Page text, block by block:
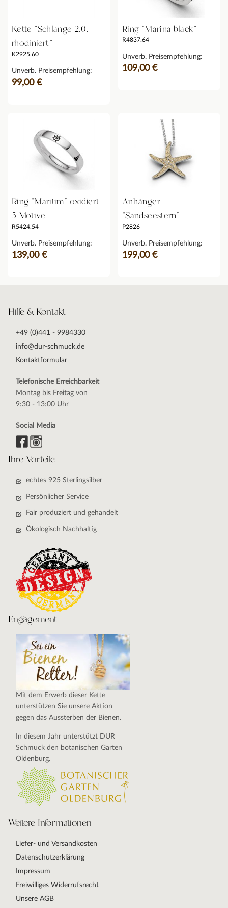
Kette "Schlange 2.0,
rhodiniert"
K2925.60
Unverb. Preisempfehlung:
99,00 €
Ring "Marina black"
R4837.64
Unverb. Preisempfehlung:
109,00 €
Ring "Maritim" oxidiert
5 Motive
R5424.54
Unverb. Preisempfehlung:
139,00 €
Anhänger
"Sandseestern"
P2826
Unverb. Preisempfehlung:
199,00 €
Hilfe & Kontakt
+49 (0)441 - 9984330
info@dur-schmuck.de
Kontaktformular
Telefonische Erreichbarkeit
Montag bis Freitag von
9:30 - 13:00 Uhr
Social Media
Ihre Vorteile
echtes 925 Sterlingsilber
Persönlicher Service
Fair produziert und gehandelt
Ökologisch Nachhaltig
Engagement
Mit dem Erwerb dieser Kette
unterstützen Sie unsere Aktion
gegen das Aussterben der Bienen.
In diesem Jahr unterstützt DUR
Schmuck den botanischen Garten
Oldenburg.
Weitere Informationen
Liefer- und Versandkosten
Datenschutzerklärung
Impressum
Freiwilliges Widerrufsrecht
Unsere AGB